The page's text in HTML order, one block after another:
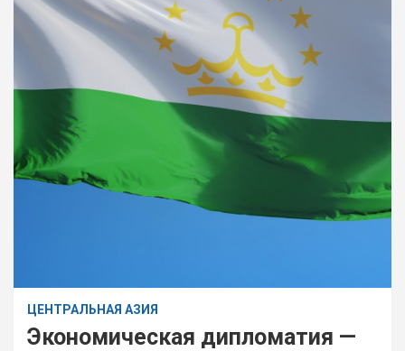
ЦЕНТРАЛЬНАЯ АЗИЯ
Экономическая дипломатия —